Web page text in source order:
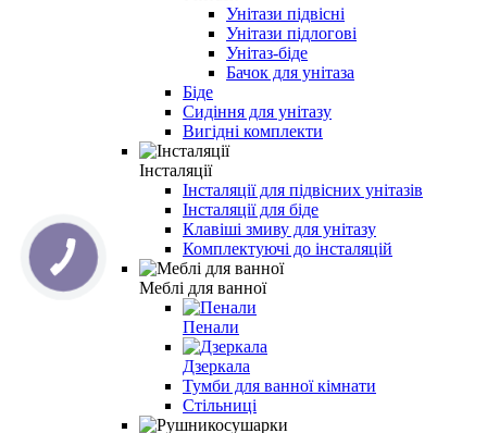
Унітази підвісні
Унітази підлогові
Унітаз-біде
Бачок для унітаза
Біде
Сидіння для унітазу
Вигідні комплекти
Інсталяції
Інсталяції для підвісних унітазів
Інсталяції для біде
Клавіші змиву для унітазу
Комплектуючі до інсталяцій
Меблі для ванної
Пенали
Дзеркала
Тумби для ванної кімнати
Стільниці